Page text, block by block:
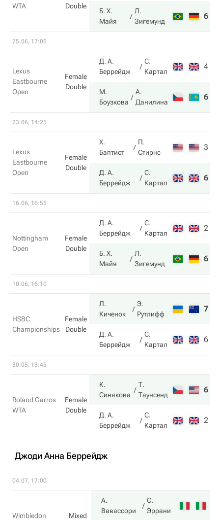
WTA
Double
Б. Х.
Майя
Л.
Зигемунд
6
25.06, 17:05
Lexus
Eastbourne
Open
Female
Double
Д. А.
Беррейдж
С.
Картал
4
М.
Боузкова
А.
Данилина
6
23.06, 14:25
Lexus
Eastbourne
Open
Female
Double
Х.
Баптист
П.
Стирнс
3
Д. А.
Беррейдж
С.
Картал
6
16.06, 16:55
Nottingham
Open
Female
Double
Д. А.
Беррейдж
С.
Картал
2
Б. Х.
Майя
Л.
Зигемунд
6
10.06, 16:10
HSBC
Championships
Female
Double
Л.
Киченок
Э.
Рутлифф
7
Д. А.
Беррейдж
С.
Картал
6
30.05, 13:45
Roland Garros
WTA
Female
Double
К.
Синякова
Т.
Таунсенд
6
Д. А.
Беррейдж
С.
Картал
2
Джоди Анна Беррейдж
04.07, 17:00
Wimbledon
Mixed
А.
Вавассори
С.
Эррани